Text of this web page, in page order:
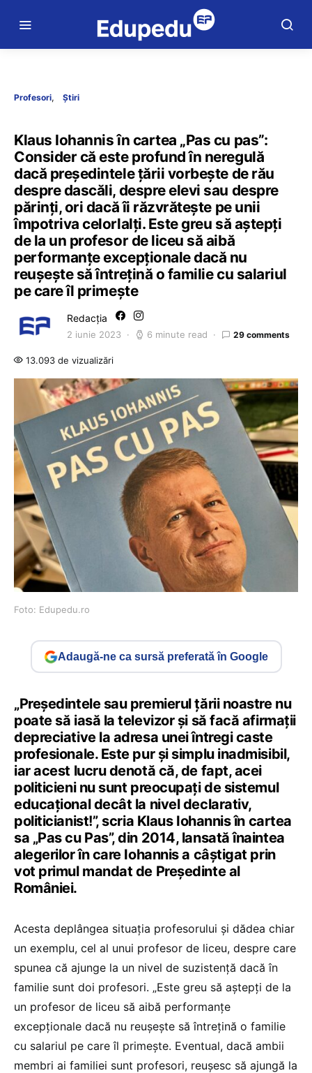
Profesori Știri
Klaus Iohannis în cartea „Pas cu pas”:
Consider că este profund în neregulă
dacă președintele țării vorbește de rău
despre dascăli, despre elevi sau despre
părinți, ori dacă îi răzvrătește pe unii
împotriva celorlalți. Este greu să aștepți
de la un profesor de liceu să aibă
performanțe excepționale dacă nu
reușește să întrețină o familie cu salariul
pe care îl primește
Redacția
2 iunie 2023 6 minute read 29 comments
13.093 de vizualizări
Foto: Edupedu.ro
Adaugă-ne ca sursă preferată în Google
„Președintele sau premierul țării noastre nu
poate să iasă la televizor și să facă afirmații
depreciative la adresa unei întregi caste
profesionale. Este pur și simplu inadmisibil,
iar acest lucru denotă că, de fapt, acei
politicieni nu sunt preocupați de sistemul
educațional decât la nivel declarativ,
politicianist!”, scria Klaus Iohannis în cartea
sa „Pas cu Pas”, din 2014, lansată înaintea
alegerilor în care Iohannis a câștigat prin
vot primul mandat de Președinte al
României.
Acesta deplângea situația profesorului și dădea chiar
un exemplu, cel al unui profesor de liceu, despre care
spunea că ajunge la un nivel de suzistență dacă în
familie sunt doi profesori. „Este greu să aștepți de la
un profesor de liceu să aibă performanțe
excepționale dacă nu reușește să întrețină o familie
cu salariul pe care îl primește. Eventual, dacă ambii
membri ai familiei sunt profesori, reușesc să ajungă la